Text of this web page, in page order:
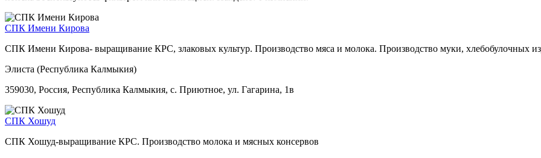
СПК Имени Кирова
СПК Имени Кирова- выращивание КРС, злаковых культур. Производство мяса и молока. Производство муки, хлебобулочных
Элиста (Республика Калмыкия)
359030, Россия, Республика Калмыкия, с. Приютное, ул. Гагарина, 1в
СПК Хошуд
СПК Хошуд-выращивание КРС. Производство молока и мясных консервов